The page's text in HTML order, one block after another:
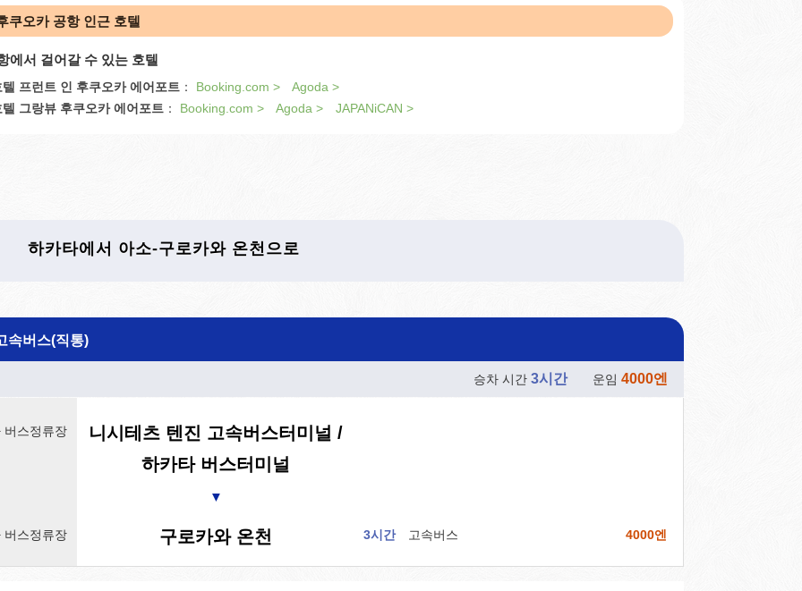
쿠오카 공항 인근 호텔
에서 걸어갈 수 있는 호텔
텔 프런트 인 후쿠오카 에어포트 ： Booking.com >
Agoda >
텔 그랑뷰 후쿠오카 에어포트 ： Booking.com > Agoda > JAPANiCAN >
하카타에서 아소-구로카와 온천으로
속버스(직통)
승차 시간 3시간운임 4000엔
버스정류장
니시테츠 텐진 고속버스터미널 /
하카타 버스터미널
▼
버스정류장 구로카와 온천 3시간 고속버스 4000엔